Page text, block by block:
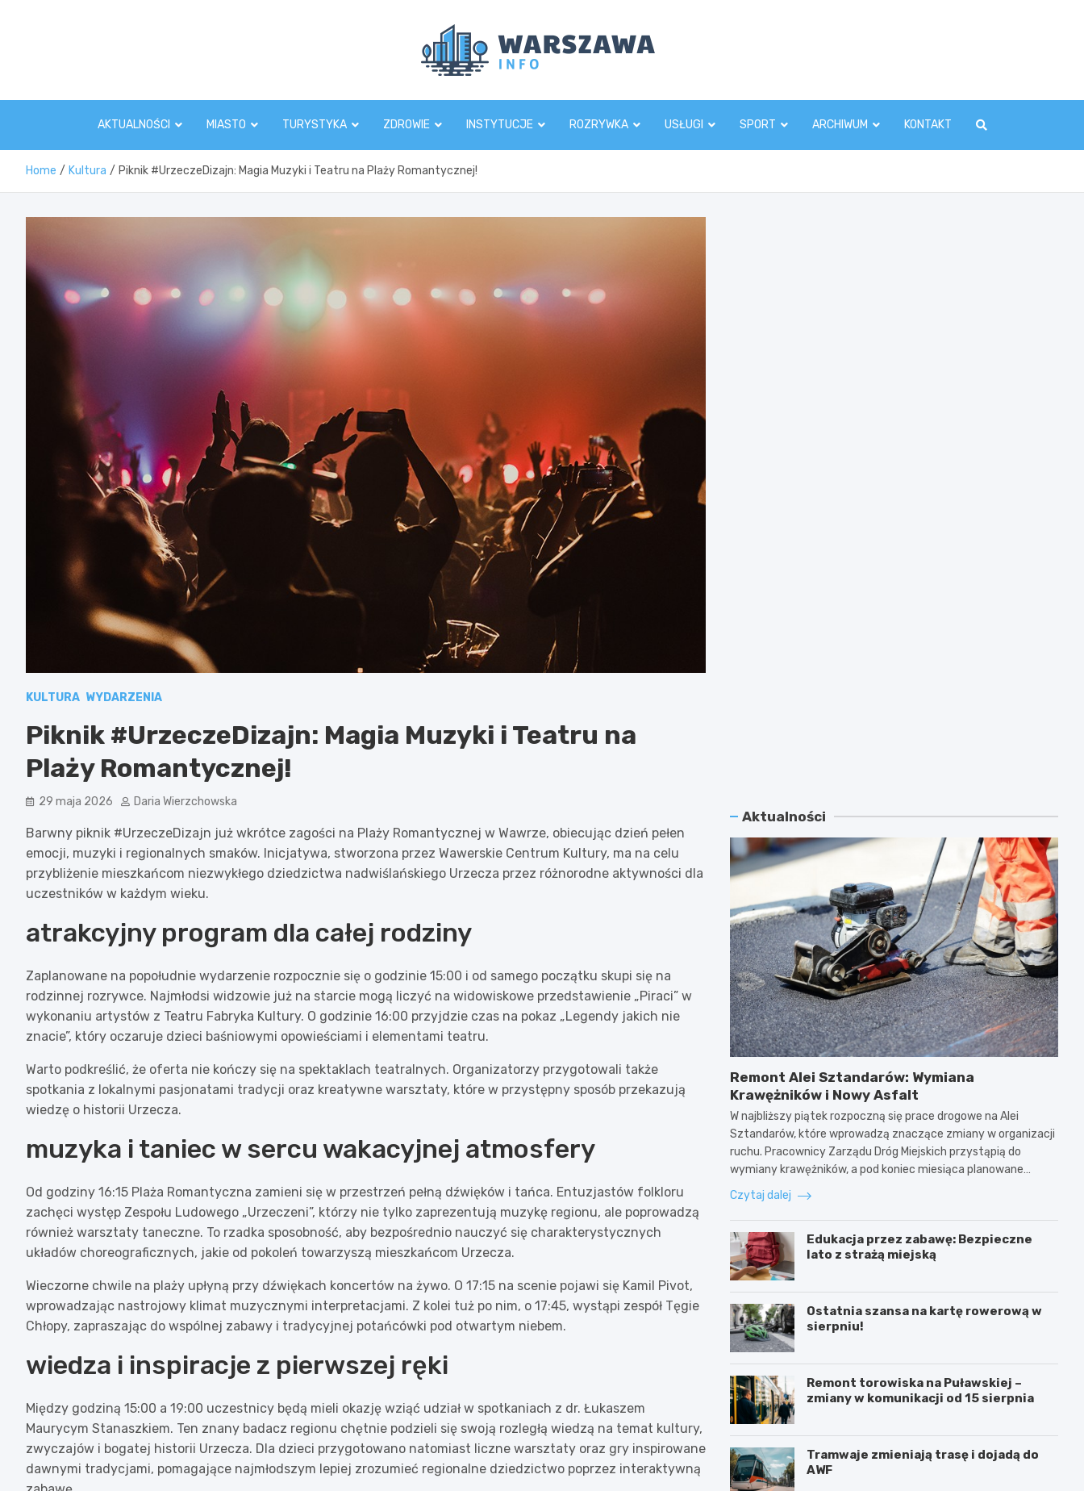
AKTUALNOŚCI MIASTO TURYSTYKA ZDROWIE INSTYTUCJE ROZRYWKA USŁUGI SPORT ARCHIWUM KONTAKT
Home Kultura Piknik #UrzeczeDizajn: Magia Muzyki i Teatru na Plaży Romantycznej!
KULTURA WYDARZENIA
Piknik #UrzeczeDizajn: Magia Muzyki i Teatru na
Plaży Romantycznej!
29 maja 2026 Daria Wierzchowska
Barwny piknik #UrzeczeDizajn już wkrótce zagości na Plaży Romantycznej w Wawrze, obiecując dzień pełen
emocji, muzyki i regionalnych smaków. Inicjatywa, stworzona przez Wawerskie Centrum Kultury, ma na celu
przybliżenie mieszkańcom niezwykłego dziedzictwa nadwiślańskiego Urzecza przez różnorodne aktywności dla
uczestników w każdym wieku.
atrakcyjny program dla całej rodziny
Zaplanowane na popołudnie wydarzenie rozpocznie się o godzinie 15:00 i od samego początku skupi się na
rodzinnej rozrywce. Najmłodsi widzowie już na starcie mogą liczyć na widowiskowe przedstawienie „Piraci” w
wykonaniu artystów z Teatru Fabryka Kultury. O godzinie 16:00 przyjdzie czas na pokaz „Legendy jakich nie
znacie”, który oczaruje dzieci baśniowymi opowieściami i elementami teatru.
Warto podkreślić, że oferta nie kończy się na spektaklach teatralnych. Organizatorzy przygotowali także
spotkania z lokalnymi pasjonatami tradycji oraz kreatywne warsztaty, które w przystępny sposób przekazują
wiedzę o historii Urzecza.
muzyka i taniec w sercu wakacyjnej atmosfery
Od godziny 16:15 Plaża Romantyczna zamieni się w przestrzeń pełną dźwięków i tańca. Entuzjastów folkloru
zachęci występ Zespołu Ludowego „Urzeczeni”, którzy nie tylko zaprezentują muzykę regionu, ale poprowadzą
również warsztaty taneczne. To rzadka sposobność, aby bezpośrednio nauczyć się charakterystycznych
układów choreograficznych, jakie od pokoleń towarzyszą mieszkańcom Urzecza.
Wieczorne chwile na plaży upłyną przy dźwiękach koncertów na żywo. O 17:15 na scenie pojawi się Kamil Pivot,
wprowadzając nastrojowy klimat muzycznymi interpretacjami. Z kolei tuż po nim, o 17:45, wystąpi zespół Tęgie
Chłopy, zapraszając do wspólnej zabawy i tradycyjnej potańcówki pod otwartym niebem.
wiedza i inspiracje z pierwszej ręki
Między godziną 15:00 a 19:00 uczestnicy będą mieli okazję wziąć udział w spotkaniach z dr. Łukaszem
Maurycym Stanaszkiem. Ten znany badacz regionu chętnie podzieli się swoją rozległą wiedzą na temat kultury,
zwyczajów i bogatej historii Urzecza. Dla dzieci przygotowano natomiast liczne warsztaty oraz gry inspirowane
dawnymi tradycjami, pomagające najmłodszym lepiej zrozumieć regionalne dziedzictwo poprzez interaktywną
Aktualności
Remont Alei Sztandarów: Wymiana
Krawężników i Nowy Asfalt
W najbliższy piątek rozpoczną się prace drogowe na Alei
Sztandarów, które wprowadzą znaczące zmiany w organizacji
ruchu. Pracownicy Zarządu Dróg Miejskich przystąpią do
wymiany krawężników, a pod koniec miesiąca planowane…
Czytaj dalej
Edukacja przez zabawę: Bezpieczne
lato z strażą miejską
Ostatnia szansa na kartę rowerową w
sierpniu!
Remont torowiska na Puławskiej –
zmiany w komunikacji od 15 sierpnia
Tramwaje zmieniają trasę i dojadą do
AWF